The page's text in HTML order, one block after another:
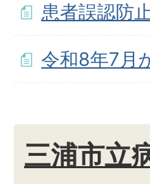
患者誤認防
令和8年7月
三浦市立